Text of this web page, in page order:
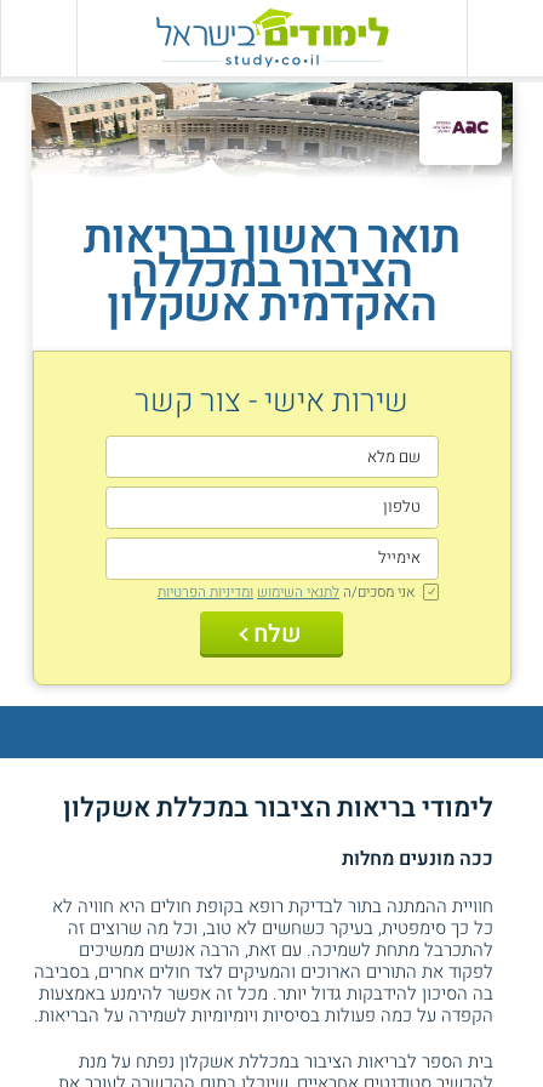
תואר ראשון בבריאות
הציבור במכללה
האקדמית אשקלון
שירות אישי - צור קשר
אני מסכים/ה לתנאי השימוש ומדיניות הפרטיות
שלח
לימודי בריאות הציבור במכללת אשקלון
ככה מונעים מחלות
חוויית ההמתנה בתור לבדיקת רופא בקופת חולים היא חוויה לא
כל כך סימפטית, בעיקר כשחשים לא טוב, וכל מה שרוצים זה
להתכרבל מתחת לשמיכה. עם זאת, הרבה אנשים ממשיכים
לפקוד את התורים הארוכים והמעיקים לצד חולים אחרים, בסביבה
בה הסיכון להידבקות גדול יותר. מכל זה אפשר להימנע באמצעות
הקפדה על כמה פעולות בסיסיות ויומיומיות לשמירה על הבריאות.
בית הספר לבריאות הציבור במכללת אשקלון נפתח על מנת